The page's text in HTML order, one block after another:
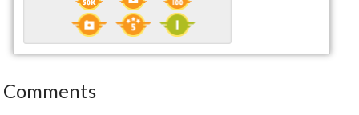
Comments